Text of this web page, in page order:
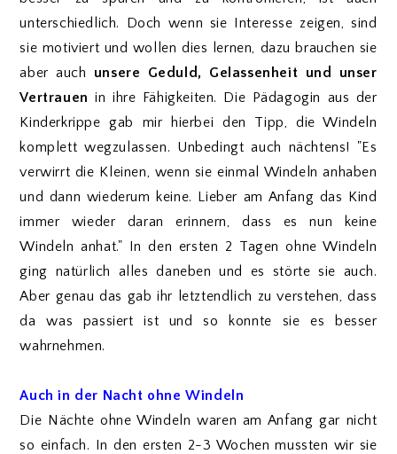
unterschiedlich. Doch wenn sie Interesse zeigen, sind
sie motiviert und wollen dies lernen, dazu brauchen sie
aber auch unsere Geduld, Gelassenheit und unser
Vertrauen in ihre Fähigkeiten. Die Pädagogin aus der
Kinderkrippe gab mir hierbei den Tipp, die Windeln
komplett wegzulassen. Unbedingt auch nächtens! "Es
verwirrt die Kleinen, wenn sie einmal Windeln anhaben
und dann wiederum keine. Lieber am Anfang das Kind
immer wieder daran erinnern, dass es nun keine
Windeln anhat." In den ersten 2 Tagen ohne Windeln
ging natürlich alles daneben und es störte sie auch.
Aber genau das gab ihr letztendlich zu verstehen, dass
da was passiert ist und so konnte sie es besser
wahrnehmen.
Auch in der Nacht ohne Windeln
Die Nächte ohne Windeln waren am Anfang gar nicht
so einfach. In den ersten 2-3 Wochen mussten wir sie